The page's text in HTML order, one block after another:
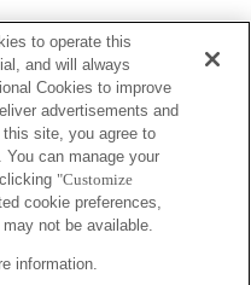
Copyright 2026 Sony Corporation
to operate this
and will always
Cookies to improve
advertisements and
site, you agree to
can manage your
"Customize
cookie preferences,
not be available.
information.